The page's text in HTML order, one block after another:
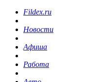
Fildex.ru
Новости
Афиша
Работа